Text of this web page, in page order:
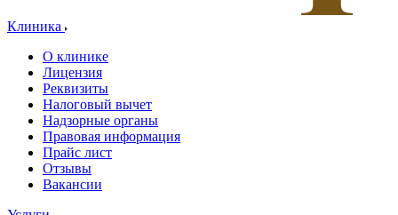
Клиника
О клинике
Лицензия
Реквизиты
Налоговый вычет
Надзорные органы
Правовая информация
Прайс лист
Отзывы
Вакансии